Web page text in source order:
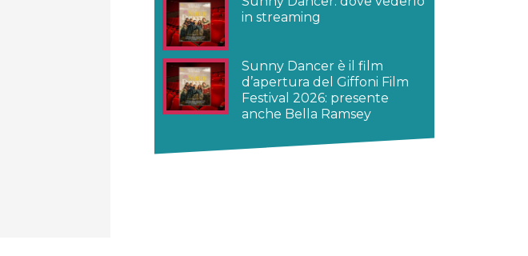
in streaming
Sunny Dancer è il film
d’apertura del Giffoni Film
Festival 2026: presente
anche Bella Ramsey